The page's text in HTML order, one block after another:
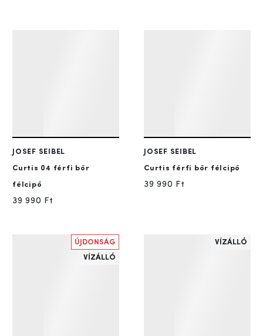
JOSEF SEIBEL
Curtis 04 férfi bőr
félcipő
39 990 Ft
JOSEF SEIBEL
Curtis férfi bőr félcipő
39 990 Ft
ÚJDONSÁG
VÍZÁLLÓ
VÍZÁLLÓ